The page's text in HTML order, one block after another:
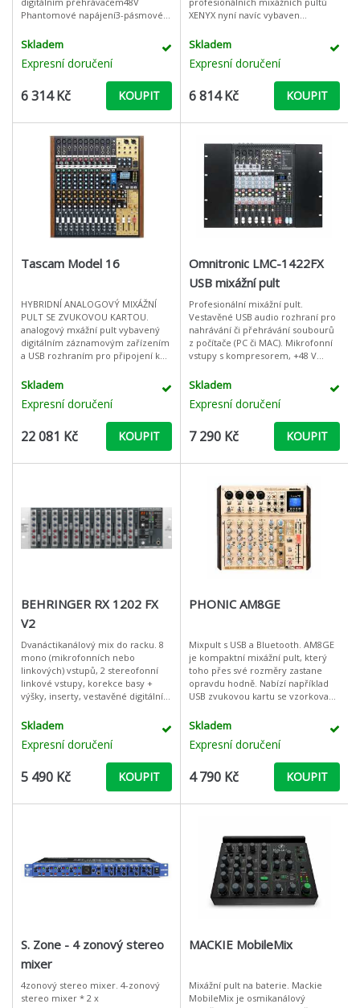
Phantomové napájení3-pásmové
mikrofonních vstupů / linkových
Skladem
Expresní doručení
6 314 Kč KOUPIT
XENYX nyní navíc vybaven
rozhraním, 4 mono vstupy 3-pásm.
Skladem
Expresní doručení
6 814 Kč KOUPIT
Tascam Model 16
HYBRIDNÍ ANALOGOVÝ MIXÁŽNÍ
PULT SE ZVUKOVOU KARTOU.
analogový mxážní pult vybavený
digitálním záznamovým zařízením
a USB rozhraním pro připojení k
a dva stereo kanály osazené
Skladem
Expresní doručení
22 081 Kč KOUPIT
Omnitronic LMC-1422FX
USB mixážní pult
Profesionální mixážní pult.
Vestavěné USB audio rozhraní pro
nahrávání či přehrávání soubourů
z počítače (PC či MAC). Mikrofonní
vstupy s kompresorem, +48 V
zpětné vazby, efekt 3D
Skladem
Expresní doručení
7 290 Kč KOUPIT
BEHRINGER RX 1202 FX
V2
Dvanáctikanálový mix do racku. 8
mono (mikrofonních nebo
linkových) vstupů, 2 stereofonní
linkové vstupy, korekce basy +
výšky, inserty, vestavěné digitální
Skladem
Expresní doručení
5 490 Kč KOUPIT
PHONIC AM8GE
Mixpult s USB a Bluetooth. AM8GE
je kompaktní mixážní pult, který
toho přes své rozměry zastane
opravdu hodně. Nabízí například
USB zvukovou kartu se vzorkovací
zaznamenat mix přímo na USB
Skladem
Expresní doručení
4 790 Kč KOUPIT
S. Zone - 4 zonový stereo
mixer
4zonový stereo mixer. 4-zonový
stereo mixer * 2 x
MACKIE MobileMix
Mixážní pult na baterie. Mackie
MobileMix je osmikanálový